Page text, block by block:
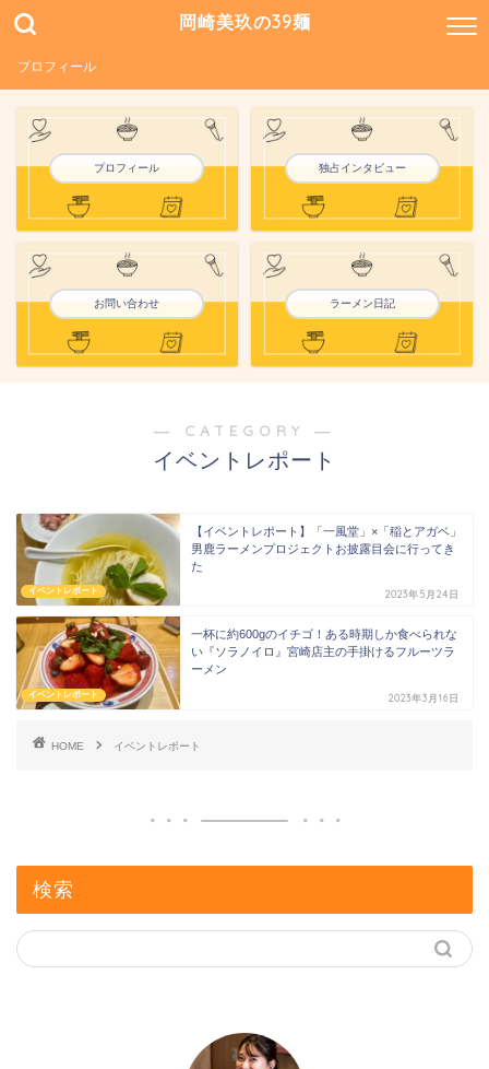
岡崎美玖の39麺
プロフィール
プロフィール 独占インタビュー
お問い合わせ ラーメン日記
― CATEGORY ―
イベントレポート
イベントレポート
【イベントレポート】「一風堂」×「稲とアガベ」
男鹿ラーメンプロジェクトお披露目会に行ってき
た
2023年5月24日
イベントレポート
一杯に約600gのイチゴ！ある時期しか食べられな
い『ソラノイロ』宮崎店主の手掛けるフルーツラ
ーメン
2023年3月16日
HOME イベントレポート
検索